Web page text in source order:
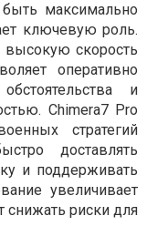
максимально
ключевую роль.
высокую скорость
оперативно
и
Chimera7 Pro
стратегий
доставлять
и поддерживать
увеличивает
снижать риски для